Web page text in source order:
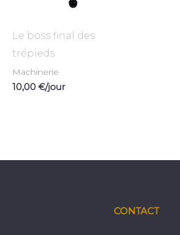
Le boss final des
trépieds
Machinerie
10,00 €/jour
CONTACT